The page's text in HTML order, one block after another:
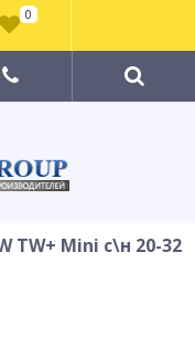
TW+ Mini с\н 20-32
0